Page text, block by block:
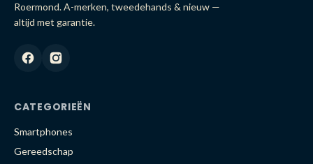
Roermond. A-merken, tweedehands & nieuw —
altijd met garantie.
CATEGORIEËN
Smartphones
Gereedschap